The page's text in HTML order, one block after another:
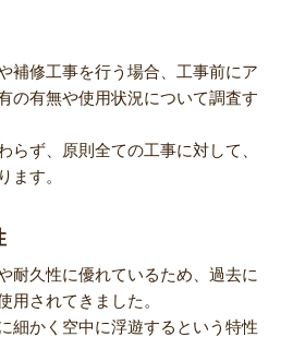
補修工事を行う場合、工事前にア
の有無や使用状況について調査す
らず、原則全ての工事に対して、
ます。
耐久性に優れているため、過去に
用されてきました。
細かく空中に浮遊するという特性